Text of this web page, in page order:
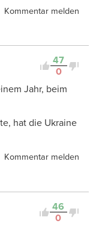
Kommentar melden
47
0
Jahr, beim
hat die Ukraine
Kommentar melden
46
0